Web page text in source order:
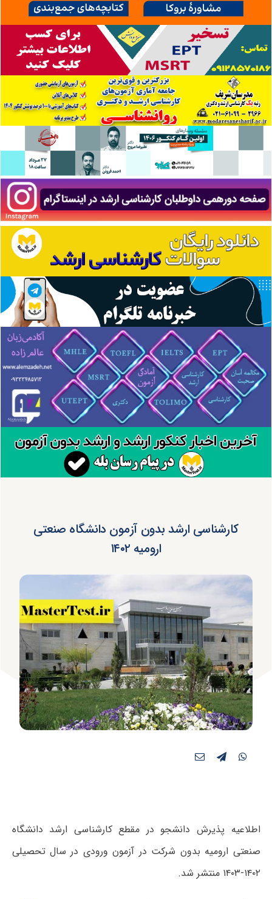
کارشناسی ارشد بدون آزمون دانشگاه صنعتی
ارومیه ۱۴۰۲
اطلاعیه پذیرش دانشجو در مقطع کارشناسی ارشد دانشگاه
صنعتی ارومیه بدون شرکت در آزمون ورودی در سال تحصیلی
۱۴۰۲-۱۴۰۳ منتشر شد.